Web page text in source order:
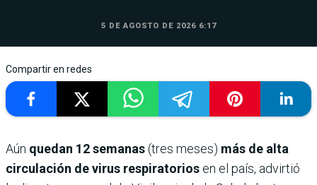
5 DE AGOSTO DE 2026 6:17
Compartir en redes
Aún quedan 12 semanas(tres meses) más de alta
circulación de virus respiratorios en el país, advirtió